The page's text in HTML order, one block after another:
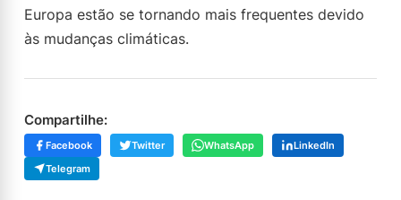
Europa estão se tornando mais frequentes devido
às mudanças climáticas.
Compartilhe:
Facebook Twitter WhatsApp
LinkedIn
Telegram